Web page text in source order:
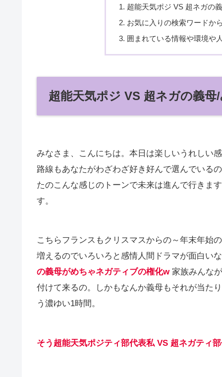
超能天気ポジ VS 超ネガの
お気に入りの検索ワードか
囲まれている情報や環境や
超能天気ポジ VS 超ネガの義
みなさま、こんにちは。本日は楽しいうれしい
路線もあなたがわざわざ好き好んで選んでいる
たのこんな感じのトーンで未来は進んで行きま
す。
こちらフランスもクリスマスからの～年末年始
増えるのでいろいろと感情人間ドラマが面白い
の義母がめちゃネガティブの権化w家族みんな
付けて来るの。しかもなんか義母もそれが当た
う濃ゆい1時間。
そう超能天気ポジティ部代表私 VS 超ネガティ